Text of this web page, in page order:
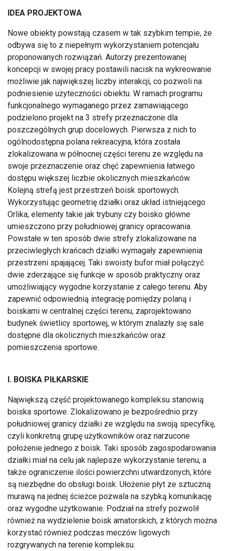
IDEA PROJEKTOWA
Nowe obiekty powstają czasem w tak szybkim tempie, że
odbywa się to z niepełnym wykorzystaniem potencjału
proponowanych rozwiązań. Autorzy prezentowanej
koncepcji w swojej pracy postawili nacisk na wykreowanie
możliwie jak największej liczby interakcji, co pozwoli na
podniesienie użyteczności obiektu. W ramach programu
funkcjonalnego wymaganego przez zamawiającego
podzielono projekt na 3 strefy przeznaczone dla
poszczególnych grup docelowych. Pierwsza z nich to
ogólnodostępna polana rekreacyjna, która została
zlokalizowana w północnej części terenu ze względu na
swoje przeznaczenie oraz chęć zapewnienia łatwego
dostępu większej liczbie okolicznych mieszkańców.
Kolejną strefą jest przestrzeń boisk sportowych.
Wykorzystując geometrię działki oraz układ istniejącego
Orlika, elementy takie jak trybuny czy boisko główne
umieszczono przy południowej granicy opracowania.
Powstałe w ten sposób dwie strefy zlokalizowane na
przeciwległych krańcach działki wymagały zapewnienia
przestrzeni spajającej. Taki swoisty bufor miał połączyć
dwie zderzające się funkcje w sposób praktyczny oraz
umożliwiający wygodne korzystanie z całego terenu. Aby
zapewnić odpowiednią integrację pomiędzy polaną i
boiskami w centralnej części terenu, zaprojektowano
budynek świetlicy sportowej, w którym znalazły się sale
dostępne dla okolicznych mieszkańców oraz
pomieszczenia sportowe.
I. BOISKA PIŁKARSKIE
Największą część projektowanego kompleksu stanowią
boiska sportowe. Zlokalizowano je bezpośrednio przy
południowej granicy działki ze względu na swoją specyfikę,
czyli konkretną grupę użytkowników oraz narzucone
położenie jednego z boisk. Taki sposób zagospodarowania
działki miał na celu jak najlepsze wykorzystanie terenu, a
także ograniczenie ilości powierzchni utwardzonych, które
są niezbędne do obsługi boisk. Ułożenie płyt ze sztuczną
murawą na jednej ścieżce pozwala na szybką komunikację
oraz wygodne użytkowanie. Podział na strefy pozwolił
również na wydzielenie boisk amatorskich, z których można
korzystać również podczas meczów ligowych
rozgrywanych na terenie kompleksu.